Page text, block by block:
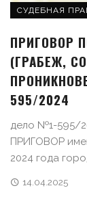
СУДЕБНАЯ
ПРИГОВОР
(ГРАБЕЖ,
595/2024
дело №1-595/
ПРИГОВОР
2024 года
14.04.2025